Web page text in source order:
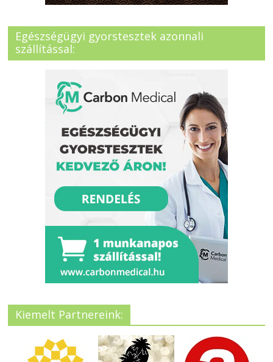
Egészségügyi gyorstesztek azonnali
szállítással:
Kiemelt Partnereink: